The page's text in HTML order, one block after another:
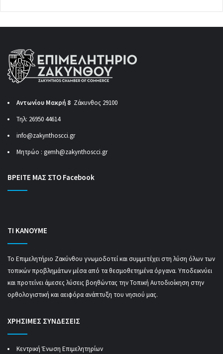
Αντωνίου Μακρή 8 Ζάκυνθος 29100
Τηλ: 26950 44614
info@zakynthoscci.gr
Μητρώο : gemh@zakynthoscci.gr
ΒΡΕΙΤΕ ΜΑΣ ΣΤΟ Facebook
ΤΙ ΚΑΝΟΥΜΕ
Το Επιμελητήριο Ζακύνθου γνωμοδοτεί και συμμετέχει στη λύση όλων των
τοπικών προβλημάτων μέσα από τα θεσμοθετημένα όργανα. Υποδεικνύει
και προτείνει άμεσες λύσεις βοηθώντας την Τοπική Αυτοδιοίκηση στην
ορθολογιστική και αειφόρα ανάπτυξη του νησιού μας.
ΧΡΗΣΙΜΕΣ ΣΥΝΔΕΣΕΙΣ
Κεντρική Ένωση Επιμελητηρίων